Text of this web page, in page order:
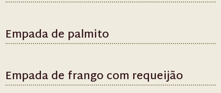
Empada de palmito
Empada de frango com requeijão